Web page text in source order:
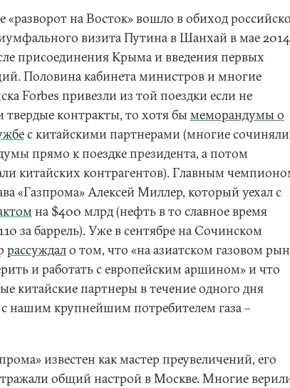
«разворот на Восток» вошло в обиход
визита Путина в Шанхай в мае 2014
присоединения Крыма и введения первых
Половина кабинета министров и многие
Forbes привезли из той поездки если не
твердые контракты, то хотя бымеморандумы о
с китайскими партнерами (многие сочиняли
прямо к поездке президента, а потом
китайских контрагентов). Главным
«Газпрома» Алексей Миллер, который уехал с
на $400 млрд (нефть в то славное время
за баррель). Уже в сентябре на Сочинском
рассуждало том, что «на азиатском газовом
и работать с европейским аршином» и что
китайские партнеры в течение одного дня
с нашим крупнейшим потребителем газа –
известен как мастер преувеличений, его
общий настрой в Москве. Многие